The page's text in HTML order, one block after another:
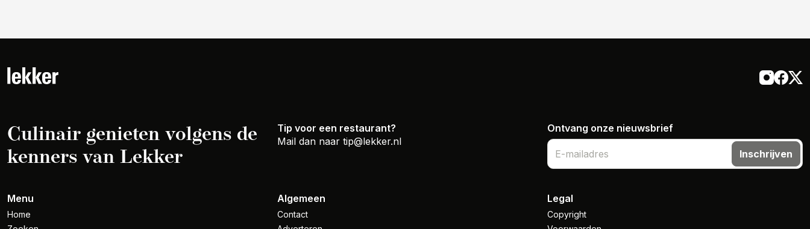
Culinair genieten volgens de
kenners van Lekker
Tip voor een restaurant?
Mail dan naar tip@lekker.nl
Ontvang onze nieuwsbrief
Inschrijven
Menu
Home
Algemeen
Contact
Legal
Copyright